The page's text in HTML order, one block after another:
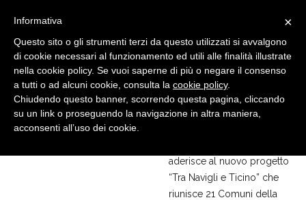
EVENTI 28 NOV, 2024
Tra Navigli e Ticino
aderisce al nuovo progetto
“Tra Navigli e Ticino” che
riunisce 21 Comuni della
×
Informativa
Questo sito o gli strumenti terzi da questo utilizzati si avvalgono
di cookie necessari al funzionamento ed utili alle finalità illustrate
nella cookie policy. Se vuoi saperne di più o negare il consenso
a tutti o ad alcuni cookie, consulta la cookie policy.
Chiudendo questo banner, scorrendo questa pagina, cliccando
su un link o proseguendo la navigazione in altra maniera,
acconsenti all’uso dei cookie.